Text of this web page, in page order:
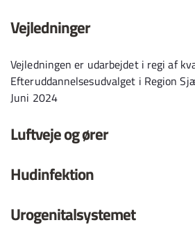
Vejledninger
Vejledningen er udarbejdet i regi af
Efteruddannelsesudvalget i Region
Juni 2024
Luftveje og ører
Hudinfektion
Urogenitalsystemet